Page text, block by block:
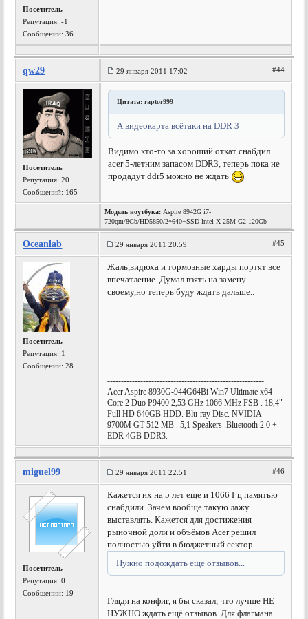
Посетитель
Репутация:-1
Сообщений: 36
qw29 29 января 2011 17:02 #44
Посетитель
Репутация:20
Сообщений: 165
Цитата: raptor999
А видеокарта всётаки на DDR 3
Видимо кто-то за хороший откат снабдил
acer 5-летним запасом DDR3, теперь пока не
продадут ddr5 можно не ждать
Модель ноутбука: Aspire 8942G i7-
720qm/8Gb/HD5850/2*640+SSD Intel X-25M G2 120Gb
Oceanlab 29 января 2011 20:59 #45
Посетитель
Репутация: 1
Сообщений: 28
Жаль,видюха и тормозные харды портят все
впечатление. Думал взять на замену
своему,но теперь буду ждать дальше..
---------------------------------------------------------
Acer Aspire 8930G-944G64Bi Win7 Ultimate x64
Core 2 Duo P9400 2,53 GHz 1066 MHz FSB . 18,4"
Full HD 640GB HDD. Blu-ray Disc. NVIDIA
9700M GT 512 MB . 5,1 Speakers .Bluetooth 2.0 +
EDR 4GB DDR3.
miguel99 29 января 2011 22:51 #46
Посетитель
Репутация:0
Сообщений: 19
Кажется их на 5 лет еще и 1066 Гц памятью
снабдили. Зачем вообще такую лажу
выставлять. Кажется для достижения
рыночной доли и объёмов Acer решил
полностью уйти в бюджетный сектор.
Нужно подождать еще отзывов...
Глядя на конфиг, я бы сказал, что лучше НЕ
НУЖНО ждать ещё отзывов. Для флагмана